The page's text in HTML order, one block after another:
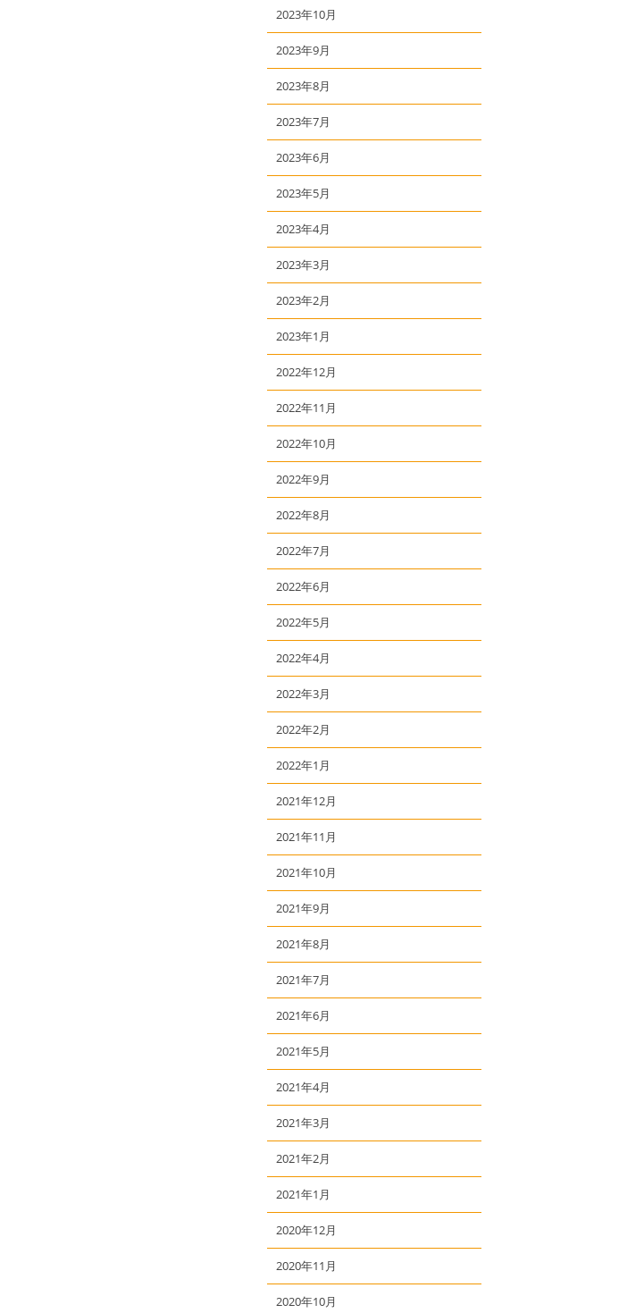
2023年10月
2023年9月
2023年8月
2023年7月
2023年6月
2023年5月
2023年4月
2023年3月
2023年2月
2023年1月
2022年12月
2022年11月
2022年10月
2022年9月
2022年8月
2022年7月
2022年6月
2022年5月
2022年4月
2022年3月
2022年2月
2022年1月
2021年12月
2021年11月
2021年10月
2021年9月
2021年8月
2021年7月
2021年6月
2021年5月
2021年4月
2021年3月
2021年2月
2021年1月
2020年12月
2020年11月
2020年10月